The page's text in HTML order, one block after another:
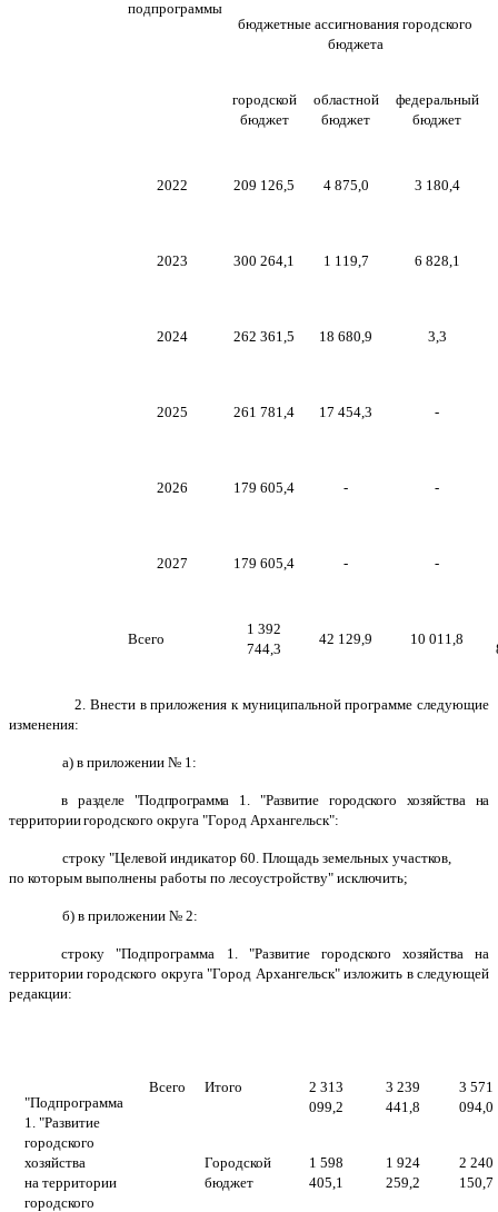
подпрограммы
бюджетные ассигнования городского
бюджета
городской
бюджет
областной
бюджет
федеральный
бюджет
2022 209 126,5 4 875,0 3 180,4
2023 300 264,1 1 119,7 6 828,1
2024 262 361,5 18 680,9 3,3
2025 261 781,4 17 454,3 -
2026 179 605,4 - -
2027 179 605,4 - -
Всего
1 392
744,3
42 129,9 10 011,8
2. Внести в приложения к муниципальной программе следующие
изменения:
а) в приложении № 1:
в разделе "Подпрограмма 1. "Развитие городского хозяйства на
территориигородского округа "Город Архангельск":
строку "Целевой индикатор 60. Площадь земельных участков,
по которым выполнены работы по лесоустройству" исключить;
б) в приложении № 2:
строку "Подпрограмма 1. "Развитие городского хозяйства на
территории городского округа "Город Архангельск" изложить в следующей
редакции:
"Подпрограмма
1. "Развитие
городского
хозяйства
на территории
городского
Всего Итого
2 313
099,2
3 239
441,8
3 571
094,0
Городской
бюджет
1 598
405,1
1 924
259,2
2 240
150,7